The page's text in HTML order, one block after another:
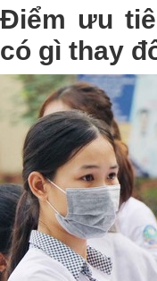
Điểm ưu
có gì thay